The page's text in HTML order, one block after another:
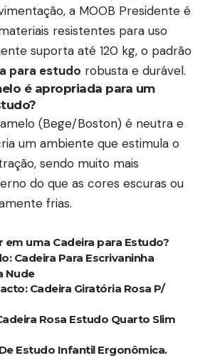
a MOOB Presidente é
resistentes para uso
suporta até 120 kg, o padrão
para estudo robusta e durável.
é apropriada para um
?
(Bege/Boston) é neutra e
um ambiente que estimula o
sendo muito mais
do que as cores escuras ou
frias.
em uma Cadeira para Estudo?
Cadeira Para Escrivaninha
Nude
Cadeira Giratória Rosa P/
Rosa Estudo Quarto Slim
Estudo Infantil Ergonômica.